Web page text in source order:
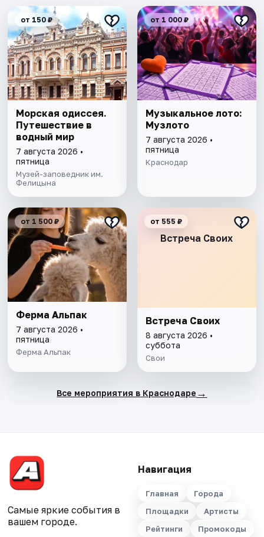
от 150 ₽
Морская одиссея.
Путешествие в
водный мир
7 августа 2026 •
пятница
Музей-заповедник им.
Фелицына
от 1 000 ₽
Музыкальное лото:
Музлото
7 августа 2026 •
пятница
Краснодар
от 1 500 ₽
Ферма Альпак
7 августа 2026 •
пятница
Ферма Альпак
Встреча Своих
от 555 ₽
Встреча Своих
8 августа 2026 •
суббота
Свои
Все мероприятия в Краснодаре →
Самые яркие события в
вашем городе.
Навигация
Главная
Города
Площадки
Артисты
Рейтинги
Промокоды